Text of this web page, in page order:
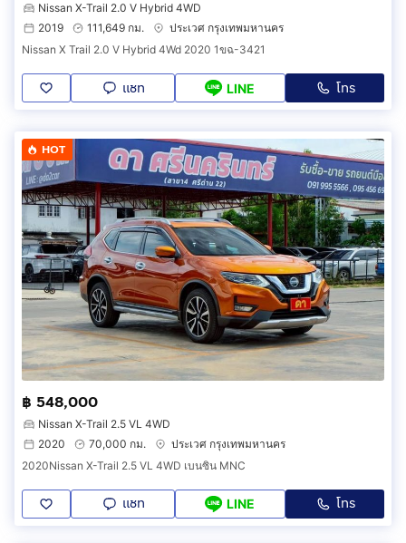
Nissan X-Trail 2.0 V Hybrid 4WD
2019
111,649 กม.
ประเวศ กรุงเทพมหานคร
Nissan X Trail 2.0 V Hybrid 4Wd 2020 1ขฉ-3421
แชท LINE โทร
HOT
฿ 548,000
Nissan X-Trail 2.5 VL 4WD
2020
70,000 กม.
ประเวศ กรุงเทพมหานคร
2020Nissan X-Trail 2.5 VL 4WD เบนซิน MNC
แชท LINE โทร